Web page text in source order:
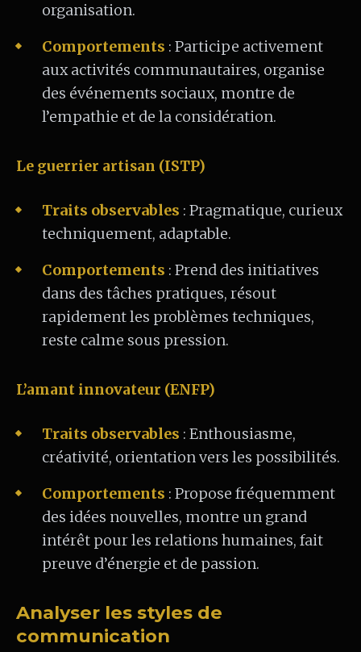
organisation.
Comportements : Participe activement
aux activités communautaires, organise
des événements sociaux, montre de
l’empathie et de la considération.
Le guerrier artisan (ISTP)
Traits observables : Pragmatique, curieux
techniquement, adaptable.
Comportements : Prend des initiatives
dans des tâches pratiques, résout
rapidement les problèmes techniques,
reste calme sous pression.
L’amant innovateur (ENFP)
Traits observables : Enthousiasme,
créativité, orientation vers les possibilités.
Comportements : Propose fréquemment
des idées nouvelles, montre un grand
intérêt pour les relations humaines, fait
preuve d’énergie et de passion.
Analyser les styles de
communication